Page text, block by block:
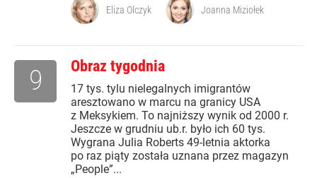
Eliza Olczyk Joanna Miziołek
Obraz tygodnia
17 tys. tylu nielegalnych imigrantów
aresztowano w marcu na granicy USA
z Meksykiem. To najniższy wynik od 2000 r.
Jeszcze w grudniu ub.r. było ich 60 tys.
Wygrana Julia Roberts 49-letnia aktorka
po raz piąty została uznana przez magazyn
„People”...
9